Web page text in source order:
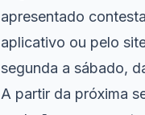
apresentado
aplicativo ou pelo
segunda a sábado,
A partir da próxima